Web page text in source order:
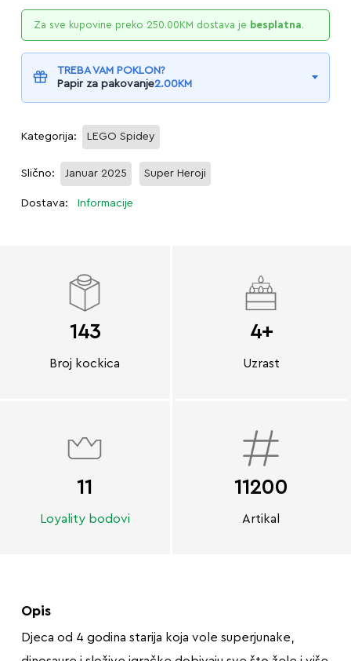
Za sve kupovine preko 250.00KM dostava je besplatna.
TREBA VAM POKLON?
Papir za pakovanje2.00KM
Kategorija: LEGO Spidey
Slično: Januar 2025 Super Heroji
Dostava: Informacije
143
Broj kockica
4+
Uzrast
11
Loyality bodovi
11200
Artikal
Opis
Djeca od 4 godina starija koja vole superjunake,